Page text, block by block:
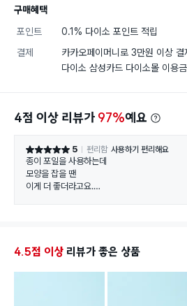
구매혜택
포인트
0.1% 다이소 포인트 적립
결제
카카오페이머니로 3만원 이상
다이소 삼성카드 다이소몰 이용
4점 이상 리뷰가 97%예요
별점 5점 5 편리함 사용하기 편리해요
종이 포일을 사용하는데
모양을 잡을 땐
이게 더 좋더라고요.
주방에서 말고도
4.5점 이상 리뷰가 좋은 상품